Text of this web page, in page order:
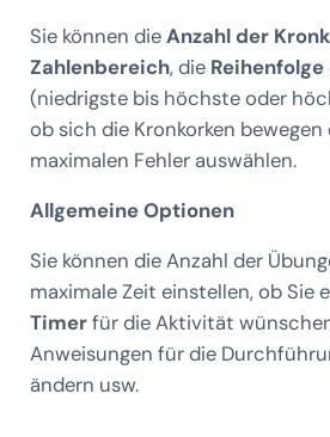
Sie können dieAnzahl der
Zahlenbereich, die
(niedrigste bis höchste oder
ob sich die Kronkorken
maximalen Fehler auswählen.
Allgemeine Optionen
Sie können die Anzahl der
maximale Zeit einstellen, ob Sie
Timerfür die Aktivität
Anweisungen für die
ändern usw.